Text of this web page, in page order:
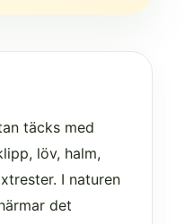
täcks med
löv, halm,
I naturen
det